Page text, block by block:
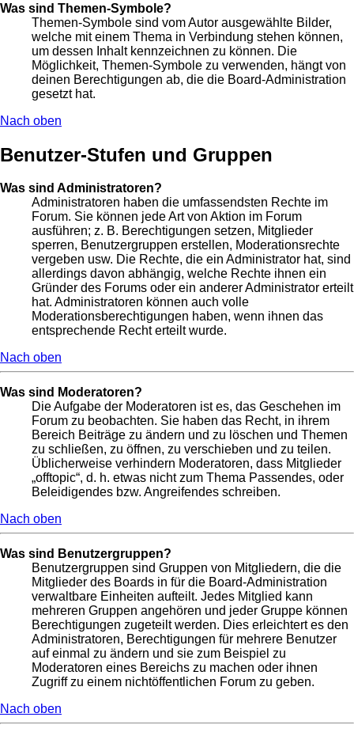
Was sind Themen-Symbole?
Themen-Symbole sind vom Autor ausgewählte Bilder,
welche mit einem Thema in Verbindung stehen können,
um dessen Inhalt kennzeichnen zu können. Die
Möglichkeit, Themen-Symbole zu verwenden, hängt von
deinen Berechtigungen ab, die die Board-Administration
gesetzt hat.
Nach oben
Benutzer-Stufen und Gruppen
Was sind Administratoren?
Administratoren haben die umfassendsten Rechte im
Forum. Sie können jede Art von Aktion im Forum
ausführen; z. B. Berechtigungen setzen, Mitglieder
sperren, Benutzergruppen erstellen, Moderationsrechte
vergeben usw. Die Rechte, die ein Administrator hat, sind
allerdings davon abhängig, welche Rechte ihnen ein
Gründer des Forums oder ein anderer Administrator erteilt
hat. Administratoren können auch volle
Moderationsberechtigungen haben, wenn ihnen das
entsprechende Recht erteilt wurde.
Nach oben
Was sind Moderatoren?
Die Aufgabe der Moderatoren ist es, das Geschehen im
Forum zu beobachten. Sie haben das Recht, in ihrem
Bereich Beiträge zu ändern und zu löschen und Themen
zu schließen, zu öffnen, zu verschieben und zu teilen.
Üblicherweise verhindern Moderatoren, dass Mitglieder
„offtopic“, d. h. etwas nicht zum Thema Passendes, oder
Beleidigendes bzw. Angreifendes schreiben.
Nach oben
Was sind Benutzergruppen?
Benutzergruppen sind Gruppen von Mitgliedern, die die
Mitglieder des Boards in für die Board-Administration
verwaltbare Einheiten aufteilt. Jedes Mitglied kann
mehreren Gruppen angehören und jeder Gruppe können
Berechtigungen zugeteilt werden. Dies erleichtert es den
Administratoren, Berechtigungen für mehrere Benutzer
auf einmal zu ändern und sie zum Beispiel zu
Moderatoren eines Bereichs zu machen oder ihnen
Zugriff zu einem nichtöffentlichen Forum zu geben.
Nach oben